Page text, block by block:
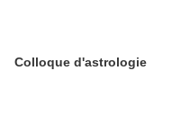
Colloque d'astrologie